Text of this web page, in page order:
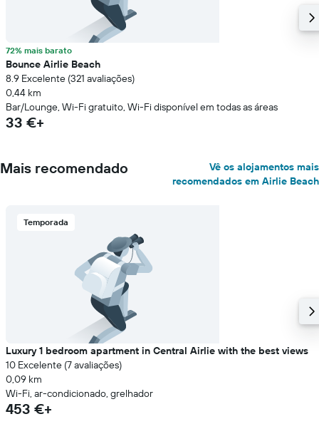
72% mais barato
Bounce Airlie Beach
8.9 Excelente (321 avaliações)
0,44 km
Bar/Lounge, Wi-Fi gratuito, Wi-Fi disponível em todas as áreas
33 €+
Mais recomendado
Vê os alojamentos mais
recomendados em Airlie Beach
Temporada
Luxury 1 bedroom apartment in Central Airlie with the best views
10 Excelente (7 avaliações)
0,09 km
Wi-Fi, ar-condicionado, grelhador
453 €+